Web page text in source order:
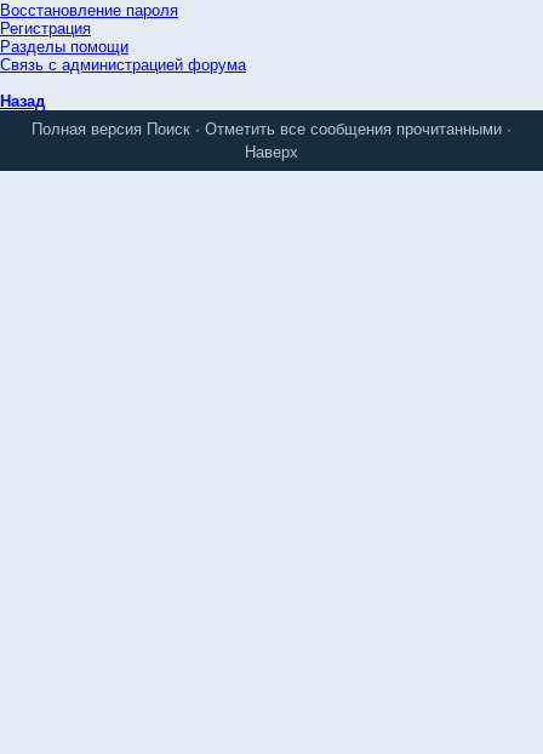
Восстановление пароля
Регистрация
Разделы помощи
Связь с администрацией форума
Назад
Полная версия Поиск · Отметить все сообщения прочитанными ·
Наверх